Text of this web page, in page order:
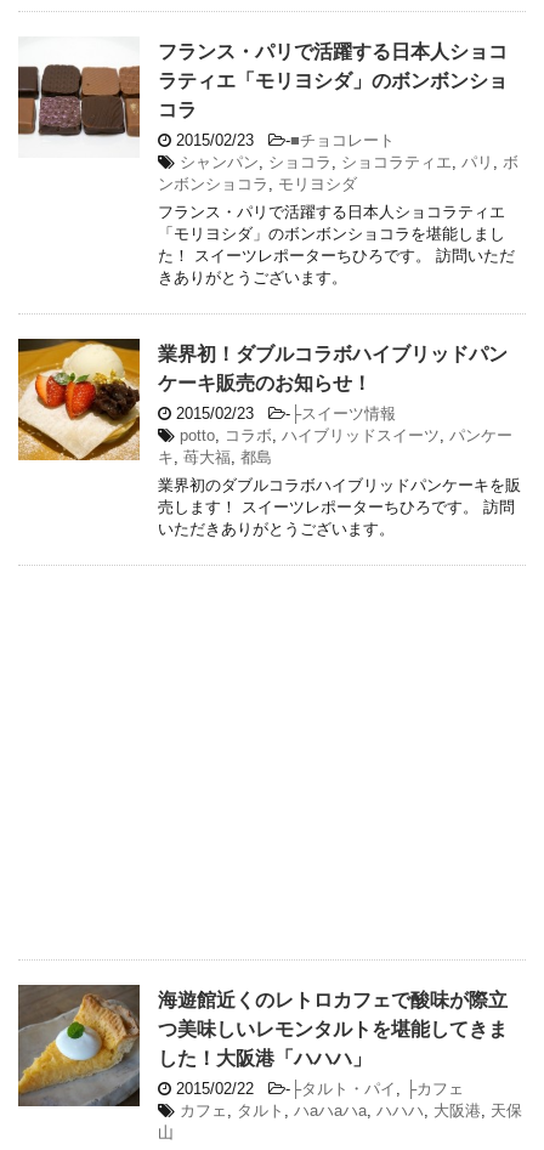
フランス・パリで活躍する日本人ショコ
ラティエ「モリヨシダ」のボンボンショ
コラ
2015/02/23 -■チョコレート
シャンパン, ショコラ , ショコラティエ, パリ , ボ
ンボンショコラ , モリヨシダ
フランス・パリで活躍する日本人ショコラティエ
「モリヨシダ」のボンボンショコラを堪能しまし
た！ スイーツレポーターちひろです。 訪問いただ
きありがとうございます。
業界初！ダブルコラボハイブリッドパン
ケーキ販売のお知らせ！
2015/02/23 - ├スイーツ情報
potto, コラボ, ハイブリッドスイーツ, パンケー
キ, 苺大福, 都島
業界初のダブルコラボハイブリッドパンケーキを販
売します！ スイーツレポーターちひろです。 訪問
いただきありがとうございます。
海遊館近くのレトロカフェで酸味が際立
つ美味しいレモンタルトを堪能してきま
した！大阪港「ハハハ」
2015/02/22 - ├タルト・パイ ,
├カフェ
カフェ , タルト , ハaハaハa, ハハハ, 大阪港, 天保
山